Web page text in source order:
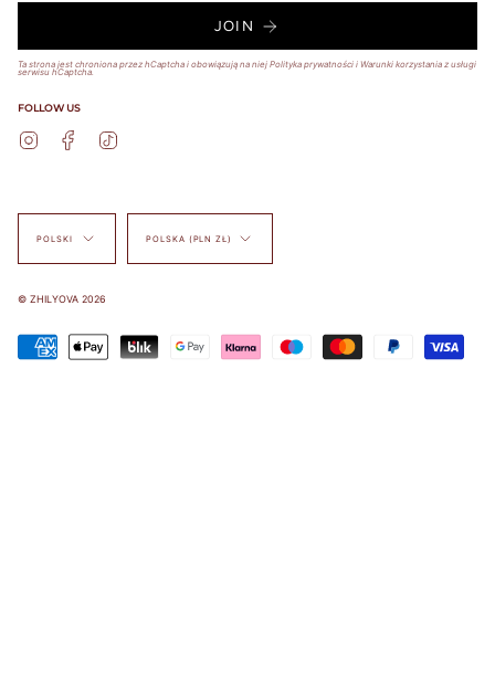
JOIN
Ta strona jest chroniona przez hCaptcha i obowiązują na niej Polityka prywatności i Warunki korzystania z usługi
serwisu hCaptcha.
FOLLOW US
InstagramFacebook
Język
POLSKI
Waluta
POLSKA (PLN ZŁ)
© ZHILYOVA 2026